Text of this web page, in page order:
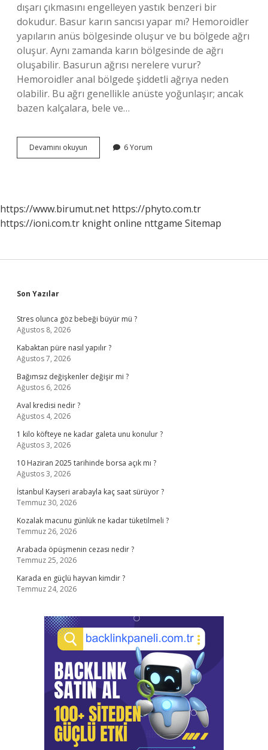
dışarı çıkmasını engelleyen yastık benzeri bir
dokudur. Basur karın sancısı yapar mı? Hemoroidler
yapıların anüs bölgesinde oluşur ve bu bölgede ağrı
oluşur. Aynı zamanda karın bölgesinde de ağrı
oluşabilir. Basurun ağrısı nerelere vurur?
Hemoroidler anal bölgede şiddetli ağrıya neden
olabilir. Bu ağrı genellikle anüste yoğunlaşır; ancak
bazen kalçalara, bele ve…
Devamını okuyun
Gaz
6 Yorum
https://www.birumut.net https://phyto.com.tr
https://ioni.com.tr knight online nttgame Sitemap
Sidebar
Son Yazılar
Stres olunca göz bebeği büyür mü ?
Ağustos 8, 2026
Kabaktan püre nasıl yapılır ?
Ağustos 7, 2026
Bağımsız değişkenler değişir mi ?
Ağustos 6, 2026
Aval kredisi nedir ?
Ağustos 4, 2026
1 kilo köfteye ne kadar galeta unu konulur ?
Ağustos 3, 2026
10 Haziran 2025 tarihinde borsa açık mı ?
Ağustos 3, 2026
İstanbul Kayseri arabayla kaç saat sürüyor ?
Temmuz 30, 2026
Kozalak macunu günlük ne kadar tüketilmeli ?
Temmuz 26, 2026
Arabada öpüşmenin cezası nedir ?
Temmuz 25, 2026
Karada en güçlü hayvan kimdir ?
Temmuz 24, 2026